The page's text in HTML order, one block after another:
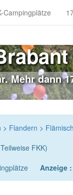
Campingplätze
Mehr dann
> Flandern >
FKK)
Anzeige :